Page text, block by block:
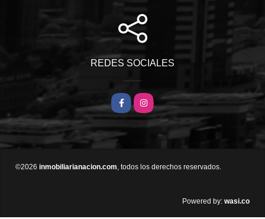
REDES SOCIALES
FacebookInstagram
©2026 inmobiliarianacion.com, todos los derechos reservados.
Powered by: wasi.co